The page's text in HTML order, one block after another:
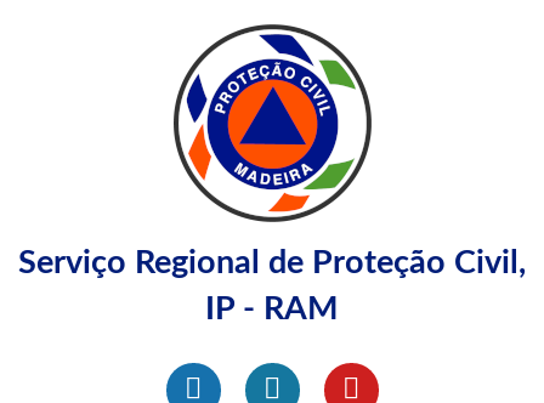
Serviço Regional de Proteção Civil,
IP - RAM